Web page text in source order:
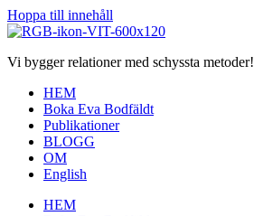
Hoppa till innehåll
Vi bygger relationer med schyssta metoder!
HEM
Boka Eva Bodfäldt
Publikationer
BLOGG
OM
English
HEM